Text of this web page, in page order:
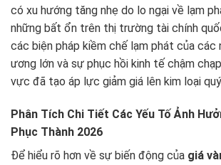
có xu hướng tăng nhẹ do lo ngại về lạm
những bất ổn trên thị trường tài chính
các biện pháp kiềm chế lạm phát của các
ương lớn và sự phục hồi kinh tế chậm
vực đã tạo áp lực giảm giá lên kim loại
Phân Tích Chi Tiết Các Yếu Tố Ảnh
Phục Thành 2026
Để hiểu rõ hơn về sự biến động của giá